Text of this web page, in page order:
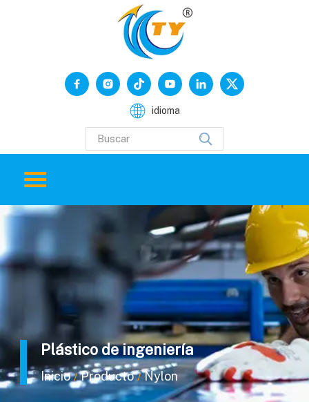
idioma
Plástico de ingeniería
Inicio / Producto / Nylon